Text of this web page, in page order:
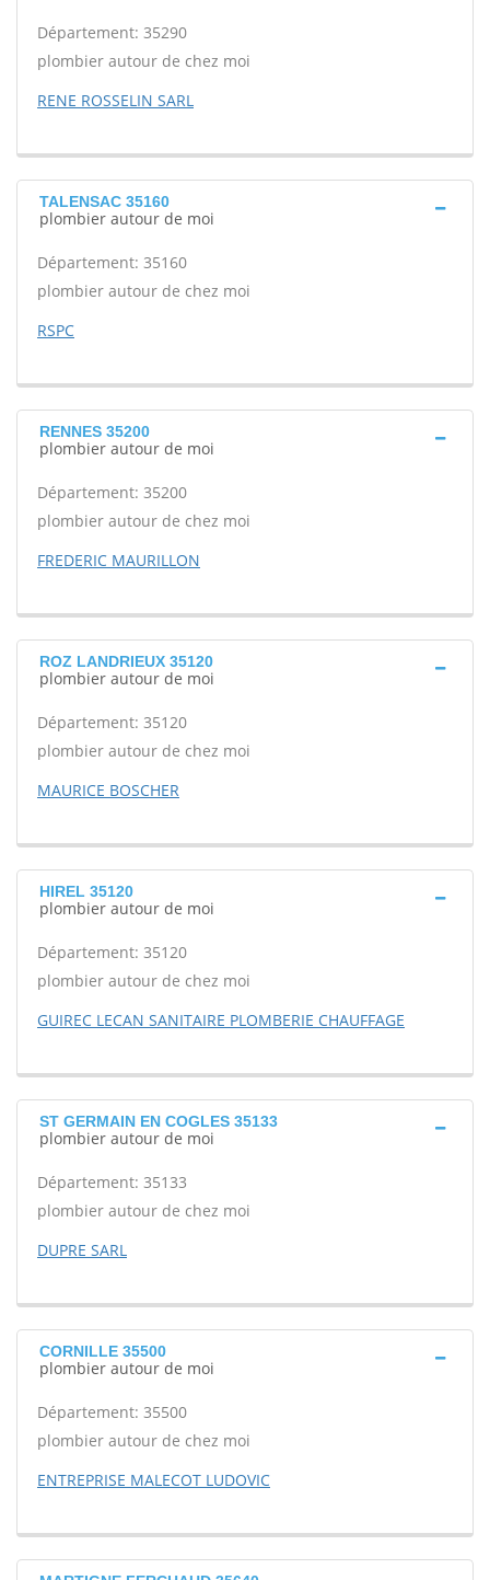
Département: 35290
plombier autour de chez moi
RENE ROSSELIN SARL
TALENSAC 35160
plombier autour de moi
Département: 35160
plombier autour de chez moi
RSPC
RENNES 35200
plombier autour de moi
Département: 35200
plombier autour de chez moi
FREDERIC MAURILLON
ROZ LANDRIEUX 35120
plombier autour de moi
Département: 35120
plombier autour de chez moi
MAURICE BOSCHER
HIREL 35120
plombier autour de moi
Département: 35120
plombier autour de chez moi
GUIREC LECAN SANITAIRE PLOMBERIE CHAUFFAGE
ST GERMAIN EN COGLES 35133
plombier autour de moi
Département: 35133
plombier autour de chez moi
DUPRE SARL
CORNILLE 35500
plombier autour de moi
Département: 35500
plombier autour de chez moi
ENTREPRISE MALECOT LUDOVIC